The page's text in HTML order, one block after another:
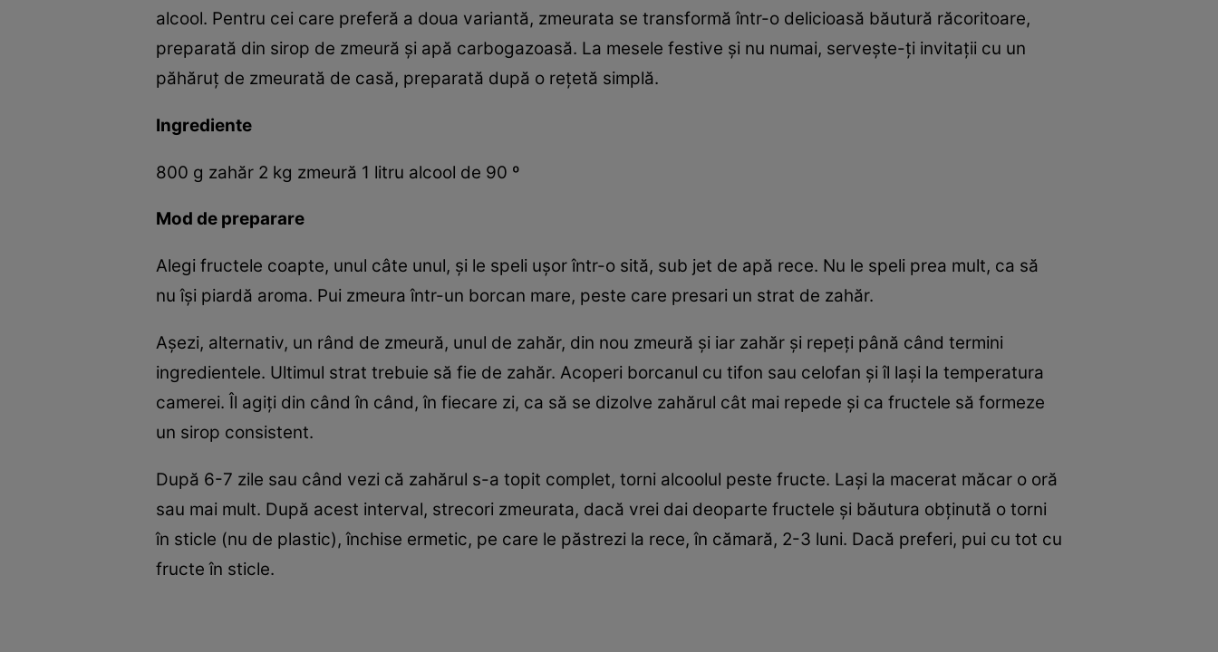
alcool. Pentru cei care preferă a doua variantă, zmeurata se transformă într-o delicioasă băutură răcoritoare,
preparată din sirop de zmeură şi apă carbogazoasă. La mesele festive şi nu numai, serveşte-ţi invitaţii cu un
păhăruţ de zmeurată de casă, preparată după o reţetă simplă.
Ingrediente
800 g zahăr 2 kg zmeură 1 litru alcool de 90 º
Mod de preparare
Alegi fructele coapte, unul câte unul, şi le speli uşor într-o sită, sub jet de apă rece. Nu le speli prea mult, ca să
nu îşi piardă aroma. Pui zmeura într-un borcan mare, peste care presari un strat de zahăr.
Aşezi, alternativ, un rând de zmeură, unul de zahăr, din nou zmeură şi iar zahăr şi repeţi până când termini
ingredientele. Ultimul strat trebuie să fie de zahăr. Acoperi borcanul cu tifon sau celofan şi îl laşi la temperatura
camerei. Îl agiţi din când în când, în fiecare zi, ca să se dizolve zahărul cât mai repede şi ca fructele să formeze
un sirop consistent.
După 6-7 zile sau când vezi că zahărul s-a topit complet, torni alcoolul peste fructe. Laşi la macerat măcar o oră
sau mai mult. După acest interval, strecori zmeurata, dacă vrei dai deoparte fructele şi băutura obţinută o torni
în sticle (nu de plastic), închise ermetic, pe care le păstrezi la rece, în cămară, 2-3 luni. Dacă preferi, pui cu tot cu
fructe în sticle.